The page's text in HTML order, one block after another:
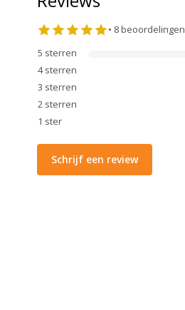
• 8beoordelingen
5 sterren
4 sterren
3 sterren
2 sterren
1 ster
Schrijf een review